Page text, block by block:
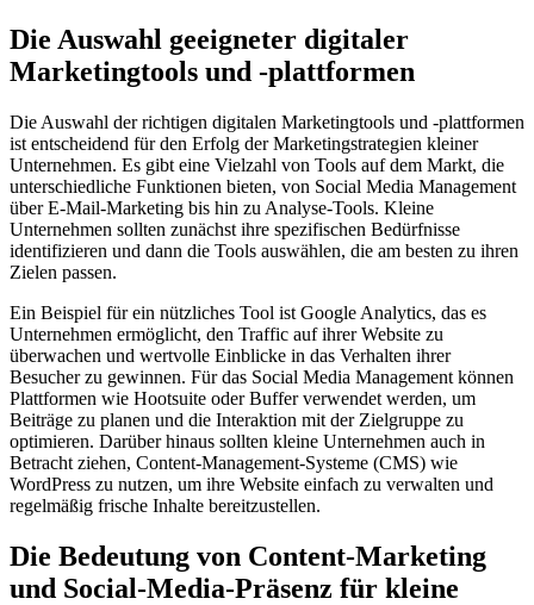
Die Auswahl geeigneter digitaler
Marketingtools und -plattformen
Die Auswahl der richtigen digitalen Marketingtools und -plattformen
ist entscheidend für den Erfolg der Marketingstrategien kleiner
Unternehmen. Es gibt eine Vielzahl von Tools auf dem Markt, die
unterschiedliche Funktionen bieten, von Social Media Management
über E-Mail-Marketing bis hin zu Analyse-Tools. Kleine
Unternehmen sollten zunächst ihre spezifischen Bedürfnisse
identifizieren und dann die Tools auswählen, die am besten zu ihren
Zielen passen.
Ein Beispiel für ein nützliches Tool ist Google Analytics, das es
Unternehmen ermöglicht, den Traffic auf ihrer Website zu
überwachen und wertvolle Einblicke in das Verhalten ihrer
Besucher zu gewinnen. Für das Social Media Management können
Plattformen wie Hootsuite oder Buffer verwendet werden, um
Beiträge zu planen und die Interaktion mit der Zielgruppe zu
optimieren. Darüber hinaus sollten kleine Unternehmen auch in
Betracht ziehen, Content-Management-Systeme (CMS) wie
WordPress zu nutzen, um ihre Website einfach zu verwalten und
regelmäßig frische Inhalte bereitzustellen.
Die Bedeutung von Content-Marketing
und Social-Media-Präsenz für kleine